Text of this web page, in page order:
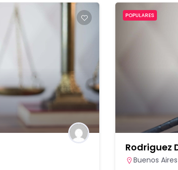
POPULARES
Rodriguez
Buenos